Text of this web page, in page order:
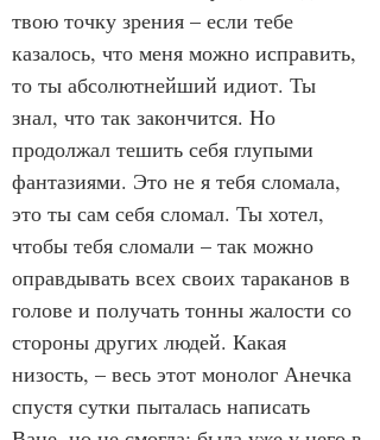
твою точку зрения – если тебе
казалось, что меня можно исправить,
то ты абсолютнейший идиот. Ты
знал, что так закончится. Но
продолжал тешить себя глупыми
фантазиями. Это не я тебя сломала,
это ты сам себя сломал. Ты хотел,
чтобы тебя сломали – так можно
оправдывать всех своих тараканов в
голове и получать тонны жалости со
стороны других людей. Какая
низость, – весь этот монолог Анечка
спустя сутки пыталась написать